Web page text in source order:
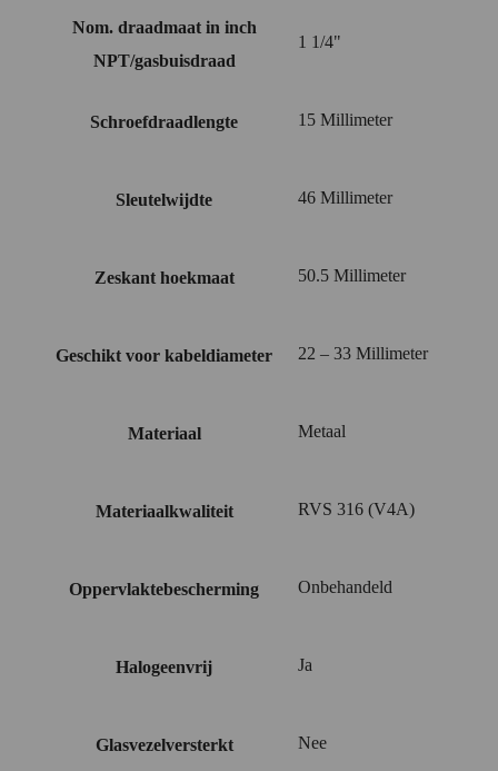
Nom. draadmaat in inch
NPT/gasbuisdraad
1 1/4"
Schroefdraadlengte 15 Millimeter
Sleutelwijdte 46 Millimeter
Zeskant hoekmaat 50.5 Millimeter
Geschikt voor kabeldiameter 22 – 33 Millimeter
Materiaal Metaal
Materiaalkwaliteit RVS 316 (V4A)
Oppervlaktebescherming Onbehandeld
Halogeenvrij Ja
Glasvezelversterkt Nee